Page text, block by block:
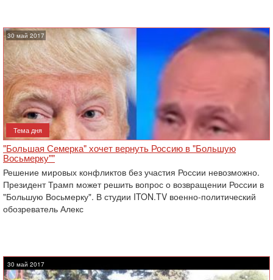
30 май 2017
Тема дня
"Большая Семерка" хочет вернуть Россию в "Большую
Восьмерку""
Решение мировых конфликтов без участия России невозможно.
Президент Трамп может решить вопрос о возвращении России в
"Большую Восьмерку". В студии ITON.TV военно-политический
обозреватель Алекс
30 май 2017